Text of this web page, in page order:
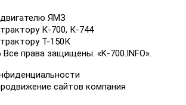
ЯМЗ
К-700, К-744
Т-150К
права защищены. «K-700.INFO».
сайтов компания